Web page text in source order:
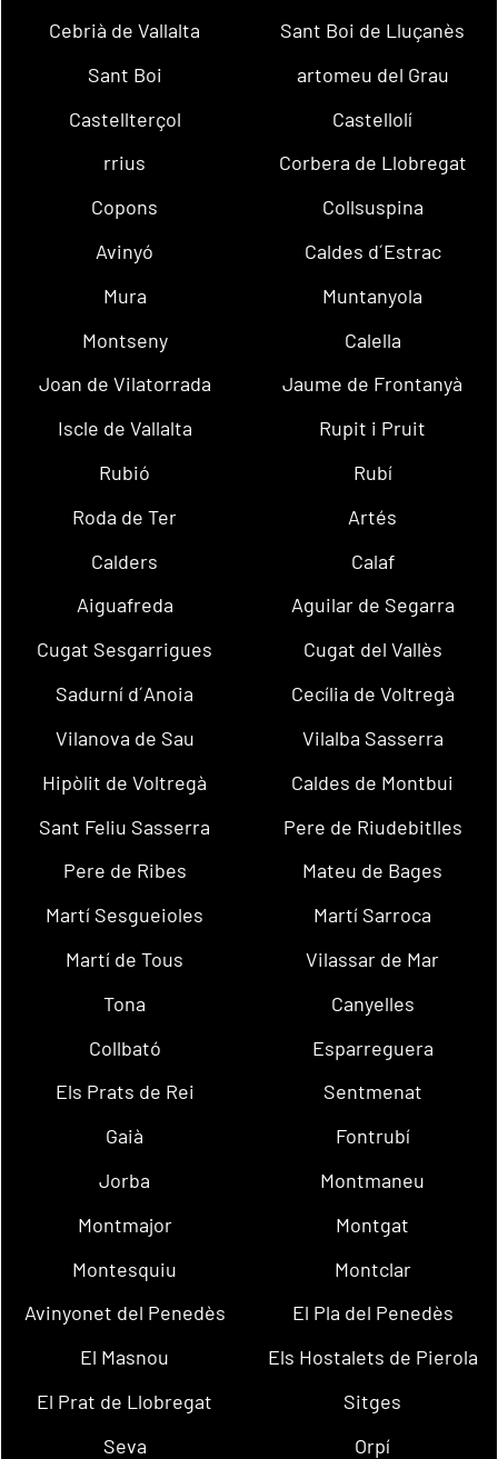
Cebrià de Vallalta
Sant Boi de Lluçanès
Sant Boi
artomeu del Grau
Castellterçol
Castellolí
rrius
Corbera de Llobregat
Copons
Collsuspina
Avinyó
Caldes d´Estrac
Mura
Muntanyola
Montseny
Calella
Joan de Vilatorrada
Jaume de Frontanyà
Iscle de Vallalta
Rupit i Pruit
Rubió
Rubí
Roda de Ter
Artés
Calders
Calaf
Aiguafreda
Aguilar de Segarra
Cugat Sesgarrigues
Cugat del Vallès
Sadurní d´Anoia
Cecília de Voltregà
Vilanova de Sau
Vilalba Sasserra
Hipòlit de Voltregà
Caldes de Montbui
Sant Feliu Sasserra
Pere de Riudebitlles
Pere de Ribes
Mateu de Bages
Martí Sesgueioles
Martí Sarroca
Martí de Tous
Vilassar de Mar
Tona
Canyelles
Collbató
Esparreguera
Els Prats de Rei
Sentmenat
Gaià
Fontrubí
Jorba
Montmaneu
Montmajor
Montgat
Montesquiu
Montclar
Avinyonet del Penedès
El Pla del Penedès
El Masnou
Els Hostalets de Pierola
El Prat de Llobregat
Sitges
Seva
Orpí